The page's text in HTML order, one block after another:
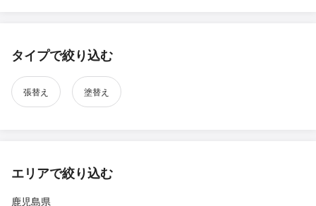
タイプで絞り込む
張替え 塗替え
エリアで絞り込む
鹿児島県